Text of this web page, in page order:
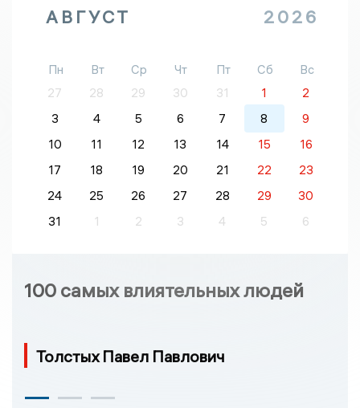
АВГУСТ 2026
Пн Вт Ср Чт Пт Сб
Вс
27
28 29 30 31 1
2
3
4 5 6 7 8
9
10
11 12 13 14 15
16
17
18 19 20 21 22
23
24
25 26 27 28 29
30
31
1 2 3 4 5 6
100 самых влиятельных людей
Толстых Павел Павлович